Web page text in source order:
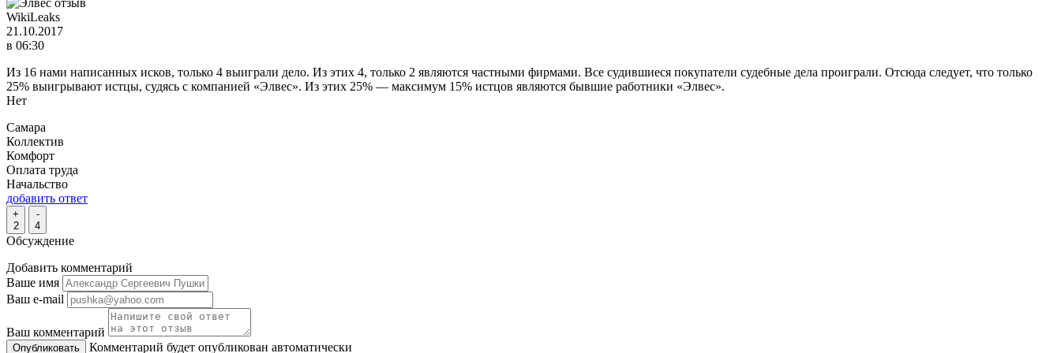
WikiLeaks
21.10.2017
в 06:30
Из 16 нами написанных исков, только 4 выиграли дело. Из этих 4, только 2 являются частными фирмами. Все судившиеся покупатели судебные дела проиграли. Отсюда следует, что только
25% выигрывают истцы, судясь с компанией «Элвес». Из этих 25% — максимум 15% истцов являются бывшие работники «Элвес».
Нет
Самара
Коллектив
Комфорт
Оплата труда
Начальство
добавить ответ
+
2
-
4
Обсуждение
Добавить комментарий
Ваше имя
Ваш e-mail
Ваш комментарий
Комментарий будет опубликован автоматически